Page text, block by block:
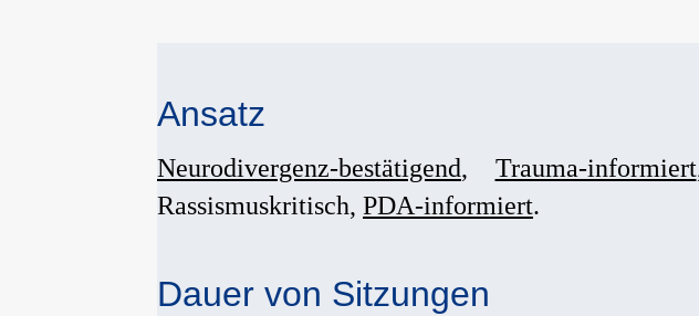
Ansatz
Neurodivergenz-bestätigend, Trauma-informiert
Rassismuskritisch, PDA-informiert.
Dauer von Sitzungen